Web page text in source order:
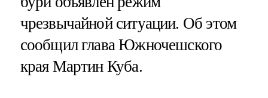
чрезвычайной ситуации. Об этом
сообщил глава Южночешского
края Мартин Куба.